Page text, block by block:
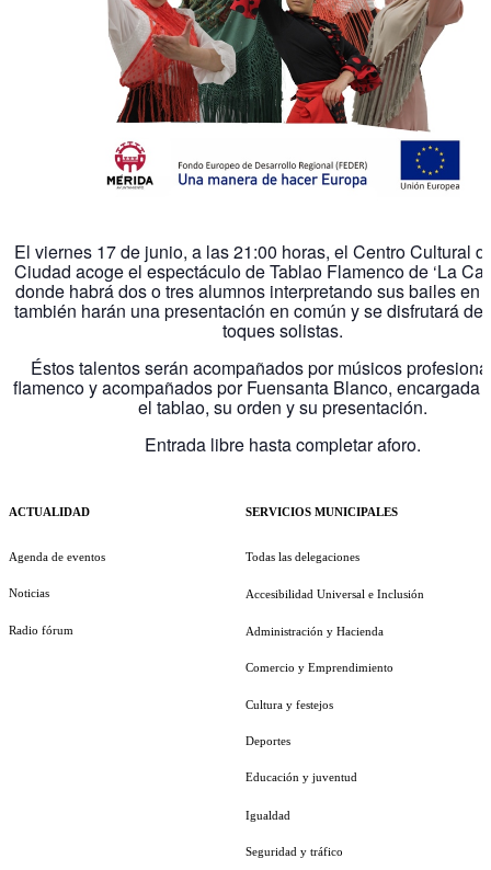
El viernes 17 de junio, a las 21:00 horas, el Centro Cultural
Ciudad acoge el espectáculo de Tablao Flamenco de ‘La
donde habrá dos o tres alumnos interpretando sus bailes en
también harán una presentación en común y se disfrutará de
toques solistas.
Éstos talentos serán acompañados por músicos
flamenco y acompañados por Fuensanta Blanco, encargada
el tablao, su orden y su presentación.
Entrada libre hasta completar aforo.
ACTUALIDAD
Agenda de eventos
Noticias
Radio fórum
SERVICIOS MUNICIPALES
Todas las delegaciones
Accesibilidad Universal e Inclusión
Administración y Hacienda
Comercio y Emprendimiento
Cultura y festejos
Deportes
Educación y juventud
Igualdad
Seguridad y tráfico